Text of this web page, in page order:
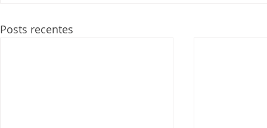
Posts recentes